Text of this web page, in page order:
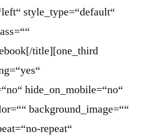
style_type=“default“
title][one_third
hide_on_mobile=“no“
background_image=““
repeat“